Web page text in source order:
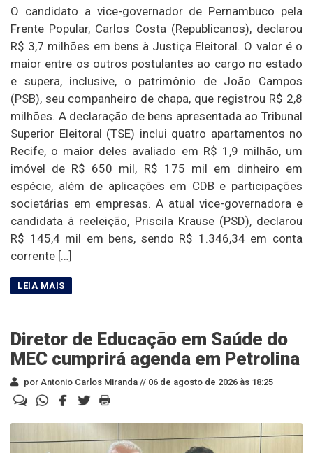
O candidato a vice-governador de Pernambuco pela
Frente Popular, Carlos Costa (Republicanos), declarou
R$ 3,7 milhões em bens à Justiça Eleitoral. O valor é o
maior entre os outros postulantes ao cargo no estado
e supera, inclusive, o patrimônio de João Campos
(PSB), seu companheiro de chapa, que registrou R$ 2,8
milhões. A declaração de bens apresentada ao Tribunal
Superior Eleitoral (TSE) inclui quatro apartamentos no
Recife, o maior deles avaliado em R$ 1,9 milhão, um
imóvel de R$ 650 mil, R$ 175 mil em dinheiro em
espécie, além de aplicações em CDB e participações
societárias em empresas. A atual vice-governadora e
candidata à reeleição, Priscila Krause (PSD), declarou
R$ 145,4 mil em bens, sendo R$ 1.346,34 em conta
corrente […]
Diretor de Educação em Saúde do
MEC cumprirá agenda em Petrolina
por Antonio Carlos Miranda // 06 de agosto de 2026 às 18:25